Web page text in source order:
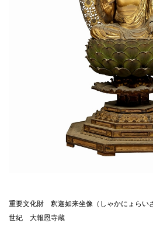
重要文化財 釈迦如来坐像（しゃかにょらい
世紀 大報恩寺蔵